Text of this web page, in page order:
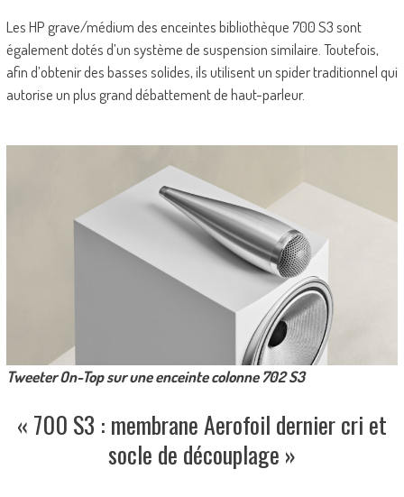
Les HP grave/médium des enceintes bibliothèque 700 S3 sont
également dotés d’un système de suspension similaire. Toutefois,
afin d’obtenir des basses solides, ils utilisent un spider traditionnel qui
autorise un plus grand débattement de haut-parleur.
Tweeter On-Top sur une enceinte colonne 702 S3
« 700 S3 : membrane Aerofoil dernier cri et
socle de découplage »